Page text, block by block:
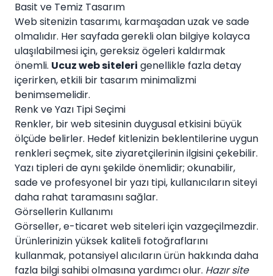
Basit ve Temiz Tasarım
Web sitenizin tasarımı, karmaşadan uzak ve sade
olmalıdır. Her sayfada gerekli olan bilgiye kolayca
ulaşılabilmesi için, gereksiz ögeleri kaldırmak
önemli. Ucuz web siteleri genellikle fazla detay
içerirken, etkili bir tasarım minimalizmi
benimsemelidir.
Renk ve Yazı Tipi Seçimi
Renkler, bir web sitesinin duygusal etkisini büyük
ölçüde belirler. Hedef kitlenizin beklentilerine uygun
renkleri seçmek, site ziyaretçilerinin ilgisini çekebilir.
Yazı tipleri de aynı şekilde önemlidir; okunabilir,
sade ve profesyonel bir yazı tipi, kullanıcıların siteyi
daha rahat taramasını sağlar.
Görsellerin Kullanımı
Görseller, e-ticaret web siteleri için vazgeçilmezdir.
Ürünlerinizin yüksek kaliteli fotoğraflarını
kullanmak, potansiyel alıcıların ürün hakkında daha
fazla bilgi sahibi olmasına yardımcı olur. Hazır site